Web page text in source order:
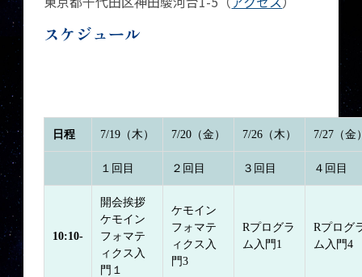
スケジュール
日程 7/19（木） 7/20（金） 7/26（木） 7/27（金
１回目 ２回目 ３回目 ４回目
10:10-
開会挨拶
ケモイン
フォマテ
ィクス入
門１
ケモイン
フォマテ
ィクス入
門3
Rプログラ
ム入門1
Rプログ
ム入門4